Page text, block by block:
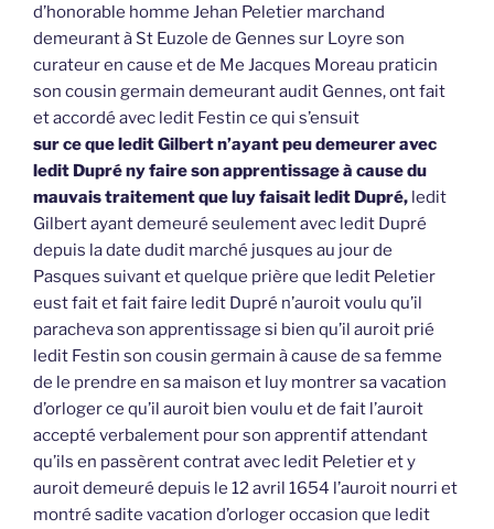
d’honorable homme Jehan Peletier marchand
demeurant à St Euzole de Gennes sur Loyre son
curateur en cause et de Me Jacques Moreau praticin
son cousin germain demeurant audit Gennes, ont fait
et accordé avec ledit Festin ce qui s’ensuit
sur ce que ledit Gilbert n’ayant peu demeurer avec
ledit Dupré ny faire son apprentissage à cause du
mauvais traitement que luy faisait ledit Dupré, ledit
Gilbert ayant demeuré seulement avec ledit Dupré
depuis la date dudit marché jusques au jour de
Pasques suivant et quelque prière que ledit Peletier
eust fait et fait faire ledit Dupré n’auroit voulu qu’il
paracheva son apprentissage si bien qu’il auroit prié
ledit Festin son cousin germain à cause de sa femme
de le prendre en sa maison et luy montrer sa vacation
d’orloger ce qu’il auroit bien voulu et de fait l’auroit
accepté verbalement pour son apprentif attendant
qu’ils en passèrent contrat avec ledit Peletier et y
auroit demeuré depuis le 12 avril 1654 l’auroit nourri et
montré sadite vacation d’orloger occasion que ledit